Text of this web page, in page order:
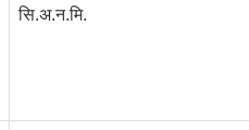
सि.अ.न.मि.